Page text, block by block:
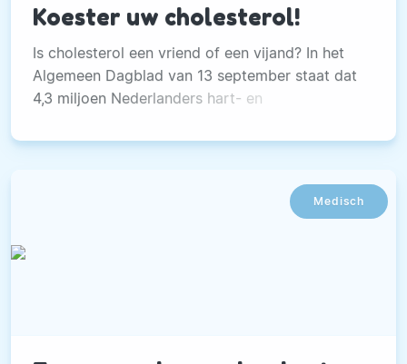
Koester uw cholesterol!
Is cholesterol een vriend of een vijand? In het
Algemeen Dagblad van 13 september staat dat
4,3 miljoen Nederlanders hart- en
cholesterolverlagers (de zogenaamde statines).
Medisch